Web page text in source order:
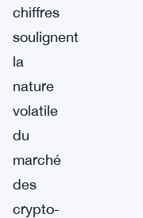
chiffres
soulignent
la
nature
volatile
du
marché
des
crypto-